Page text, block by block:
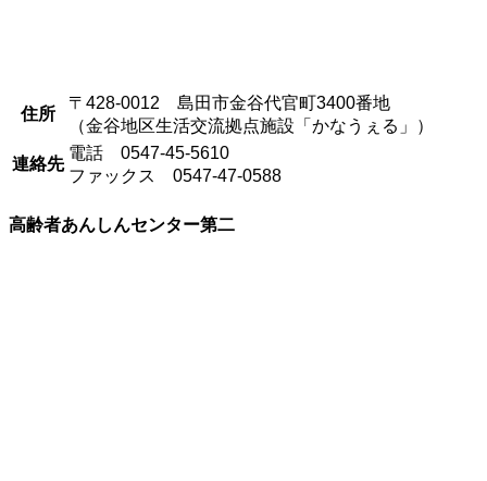
住所
〒428-0012 島田市金谷代官町3400番地
（金谷地区生活交流拠点施設「かなうぇる」）
連絡先
電話 0547-45-5610
ファックス 0547-47-0588
高齢者あんしんセンター第二